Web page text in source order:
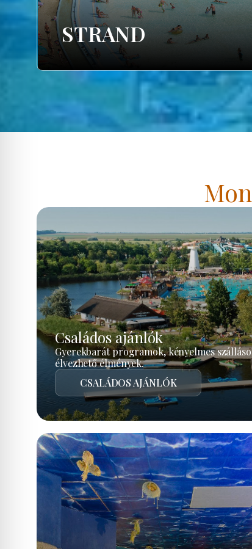
STRAND
Családos ajánlók
Gyerekbarát programok, kényelmes
élvezhető élmények.
CSALÁDOS AJÁNLÓK